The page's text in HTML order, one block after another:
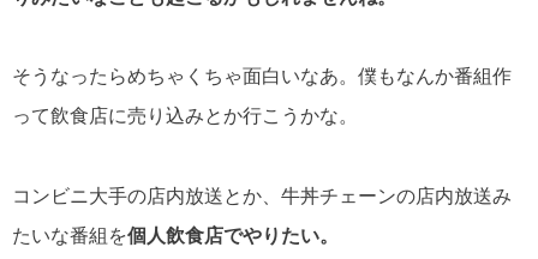
そうなったらめちゃくちゃ面白いなあ。僕もなんか番組作
って飲食店に売り込みとか行こうかな。
コンビニ大手の店内放送とか、牛丼チェーンの店内放送み
たいな番組を個人飲食店でやりたい。